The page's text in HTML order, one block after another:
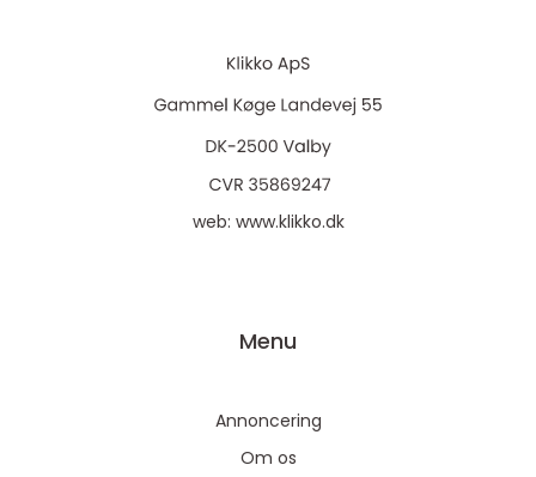
web: www.klikko.dk
Menu
Annoncering
Om os